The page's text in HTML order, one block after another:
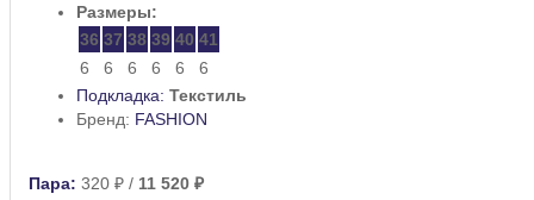
Размеры:
36 37 38 39 40 41
6
6 6 6 6
6
Подкладка: Текстиль
Бренд: FASHION
Пара: 320 ₽ / 11 520 ₽